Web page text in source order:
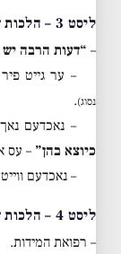
ליסט 3 – הלכות דעות, פרק א׳
– “דעות הרבה
– ער גייט
נסוג).
– נאכדעם
כיוצא בהן” – עס
– נאכדעם
ליסט 4 – הלכות דעות, פרק ב׳
– רפואת המידות.